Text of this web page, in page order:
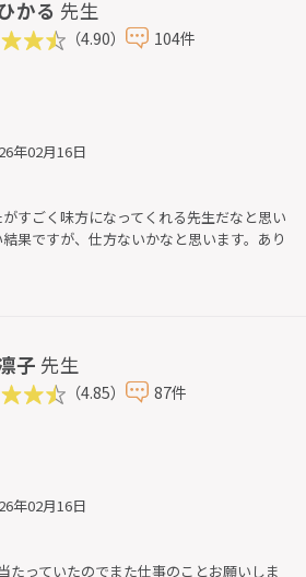
かる 先生
（4.90） 104件
年02月16日
すごく味方になってくれる先生だなと思い
果ですが、仕方ないかなと思います。あり
子 先生
（4.85） 87件
年02月16日
たっていたのでまた仕事のことお願いしま